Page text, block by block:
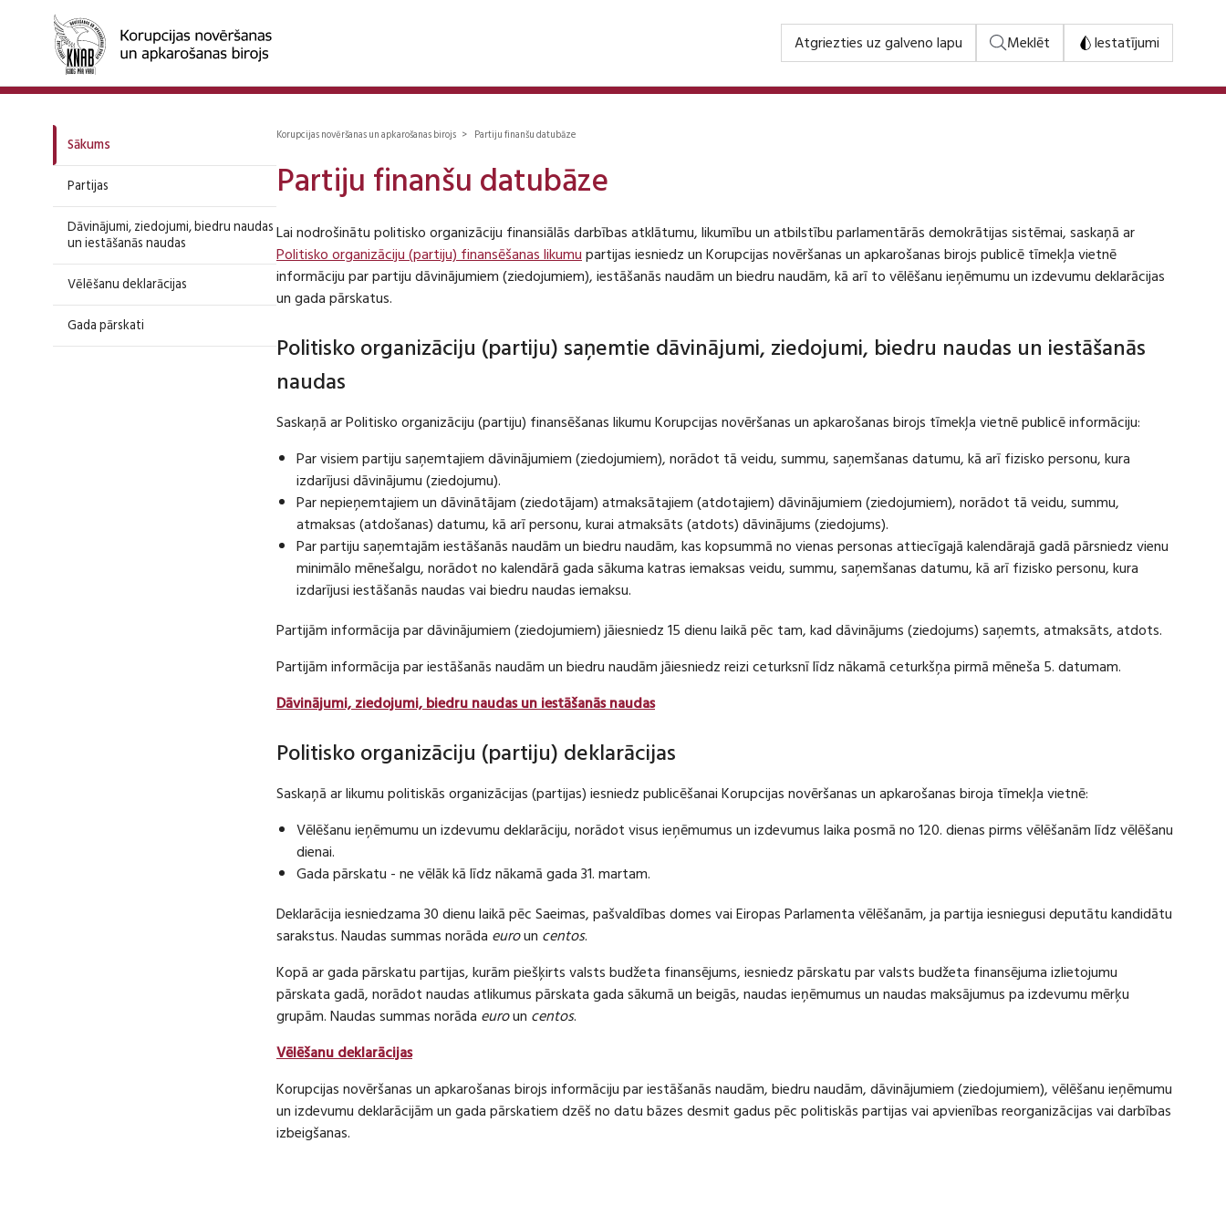
Atgriezties uz galveno lapu Meklēt Iestatījumi
Sākums
Partijas
Dāvinājumi, ziedojumi, biedru naudas
un iestāšanās naudas
Vēlēšanu deklarācijas
Gada pārskati
Korupcijas novēršanas un apkarošanas birojs > Partiju finanšu datubāze
Partiju finanšu datubāze
Lai nodrošinātu politisko organizāciju finansiālās darbības atklātumu, likumību un atbilstību parlamentārās demokrātijas sistēmai, saskaņā ar
Politisko organizāciju (partiju) finansēšanas likumupartijas iesniedz un Korupcijas novēršanas un apkarošanas birojs publicē tīmekļa vietnē
informāciju par partiju dāvinājumiem (ziedojumiem), iestāšanās naudām un biedru naudām, kā arī to vēlēšanu ieņēmumu un izdevumu deklarācijas
un gada pārskatus.
Politisko organizāciju (partiju) saņemtie dāvinājumi, ziedojumi, biedru naudas un iestāšanās
naudas
Saskaņā ar Politisko organizāciju (partiju) finansēšanas likumu Korupcijas novēršanas un apkarošanas birojs tīmekļa vietnē publicē informāciju:
Par visiem partiju saņemtajiem dāvinājumiem (ziedojumiem), norādot tā veidu, summu, saņemšanas datumu, kā arī fizisko personu, kura
izdarījusi dāvinājumu (ziedojumu).
Par nepieņemtajiem un dāvinātājam (ziedotājam) atmaksātajiem (atdotajiem) dāvinājumiem (ziedojumiem), norādot tā veidu, summu,
atmaksas (atdošanas) datumu, kā arī personu, kurai atmaksāts (atdots) dāvinājums (ziedojums).
Par partiju saņemtajām iestāšanās naudām un biedru naudām, kas kopsummā no vienas personas attiecīgajā kalendārajā gadā pārsniedz vienu
minimālo mēnešalgu, norādot no kalendārā gada sākuma katras iemaksas veidu, summu, saņemšanas datumu, kā arī fizisko personu, kura
izdarījusi iestāšanās naudas vai biedru naudas iemaksu.
Partijām informācija par dāvinājumiem (ziedojumiem) jāiesniedz 15 dienu laikā pēc tam, kad dāvinājums (ziedojums) saņemts, atmaksāts, atdots.
Partijām informācija par iestāšanās naudām un biedru naudām jāiesniedz reizi ceturksnī līdz nākamā ceturkšņa pirmā mēneša 5. datumam.
Dāvinājumi, ziedojumi, biedru naudas un iestāšanās naudas
Politisko organizāciju (partiju) deklarācijas
Saskaņā ar likumu politiskās organizācijas (partijas) iesniedz publicēšanai Korupcijas novēršanas un apkarošanas biroja tīmekļa vietnē:
Vēlēšanu ieņēmumu un izdevumu deklarāciju, norādot visus ieņēmumus un izdevumus laika posmā no 120. dienas pirms vēlēšanām līdz vēlēšanu
dienai.
Gada pārskatu - ne vēlāk kā līdz nākamā gada 31. martam.
Deklarācija iesniedzama 30 dienu laikā pēc Saeimas, pašvaldības domes vai Eiropas Parlamenta vēlēšanām, ja partija iesniegusi deputātu kandidātu
sarakstus. Naudas summas norāda euroun centos.
Kopā ar gada pārskatu partijas, kurām piešķirts valsts budžeta finansējums, iesniedz pārskatu par valsts budžeta finansējuma izlietojumu
pārskata gadā, norādot naudas atlikumus pārskata gada sākumā un beigās, naudas ieņēmumus un naudas maksājumus pa izdevumu mērķu
grupām. Naudas summas norāda euroun centos.
Vēlēšanu deklarācijas
Korupcijas novēršanas un apkarošanas birojs informāciju par iestāšanās naudām, biedru naudām, dāvinājumiem (ziedojumiem), vēlēšanu ieņēmumu
un izdevumu deklarācijām un gada pārskatiem dzēš no datu bāzes desmit gadus pēc politiskās partijas vai apvienības reorganizācijas vai darbības
izbeigšanas.